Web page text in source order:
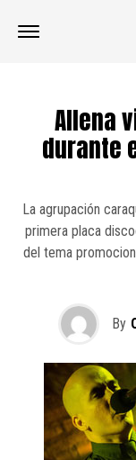
Allena
durante
La agrupación
primera placa
del tema
By